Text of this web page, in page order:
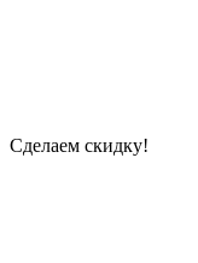
Сделаем скидку!